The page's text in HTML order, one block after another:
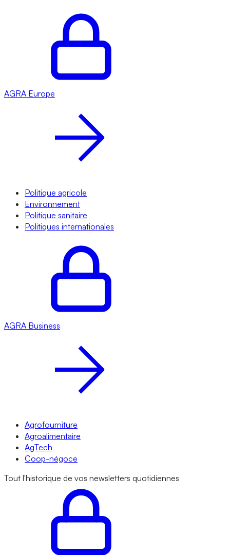
AGRA Europe
Politique agricole
Environnement
Politique sanitaire
Politiques internationales
AGRA Business
Agrofourniture
Agroalimentaire
AgTech
Coop-négoce
Tout l'historique de vos newsletters quotidiennes